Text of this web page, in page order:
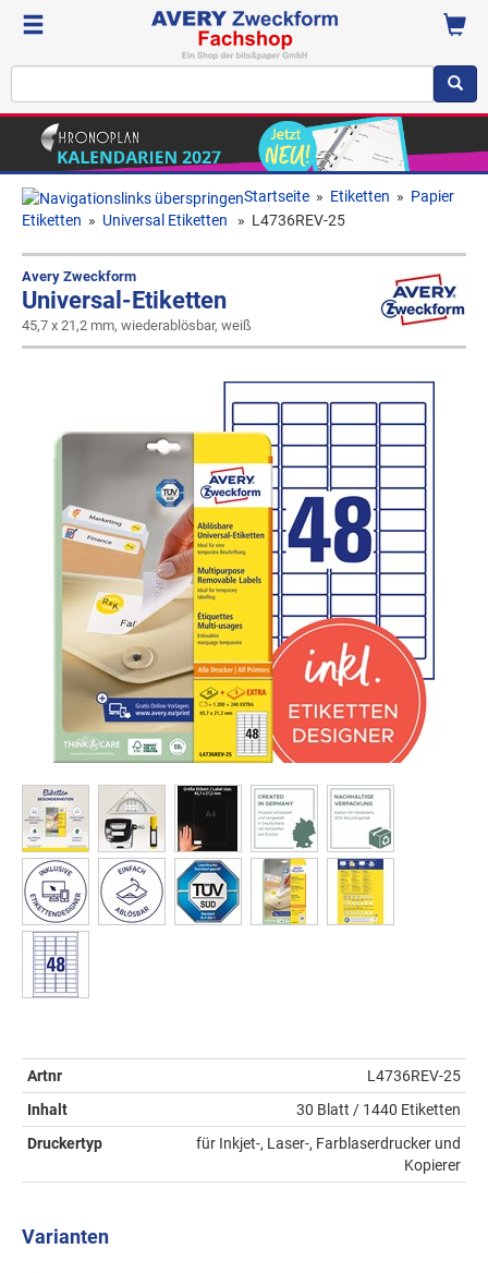
Startseite » Etiketten » Papier
Etiketten » Universal Etiketten » L4736REV-25
Avery Zweckform
Universal-Etiketten
45,7 x 21,2 mm, wiederablösbar, weiß
Artnr
L4736REV-25
Inhalt
30 Blatt / 1440 Etiketten
Druckertyp
für Inkjet-, Laser-, Farblaserdrucker und
Kopierer
Varianten